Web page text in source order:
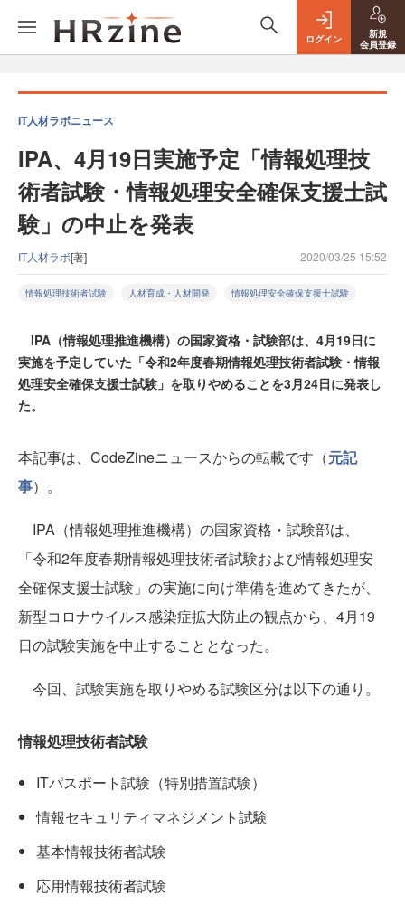
ログイン
新規
会員登録
IT人材ラボニュース
IPA、4月19日実施予定「情報処理技
術者試験・情報処理安全確保支援士試
験」の中止を発表
IT人材ラボ[著] 2020/03/25 15:52
情報処理技術者試験 人材育成・人材開発 情報処理安全確保支援士試験
IPA（情報処理推進機構）の国家資格・試験部は、4月19日に
実施を予定していた「令和2年度春期情報処理技術者試験・情報
処理安全確保支援士試験」を取りやめることを3月24日に発表し
た。
本記事は、CodeZineニュースからの転載です（元記
事）。
IPA（情報処理推進機構）の国家資格・試験部は、
「令和2年度春期情報処理技術者試験および情報処理安
全確保支援士試験」の実施に向け準備を進めてきたが、
新型コロナウイルス感染症拡大防止の観点から、4月19
日の試験実施を中止することとなった。
今回、試験実施を取りやめる試験区分は以下の通り。
情報処理技術者試験
ITパスポート試験（特別措置試験）
情報セキュリティマネジメント試験
基本情報技術者試験
応用情報技術者試験